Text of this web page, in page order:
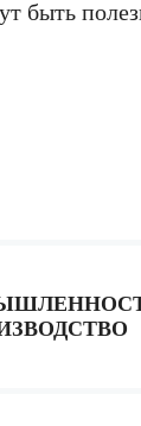
быть